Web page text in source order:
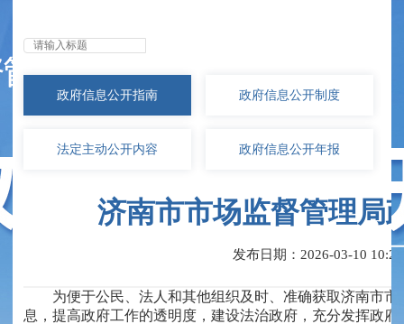
政府信息公开指南 政府信息公开制度
法定主动公开内容 政府信息公开年报
济南市市场监督管理局
发布日期：2026-03-10 10:21
为便于公民、法人和其他组织及时、准确获取济南市
息，提高政府工作的透明度，建设法治政府，充分发挥政